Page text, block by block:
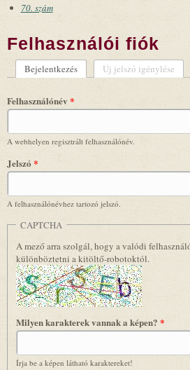
70. szám
Felhasználói fiók
Bejelentkezés (aktív fül)Új jelszó igénylése
Felhasználónév *
A webhelyen regisztrált felhasználónév.
Jelszó *
A felhasználónévhez tartozó jelszó.
CAPTCHA
A mező arra szolgál, hogy a valódi
különböztetni a kitöltő-robotoktól.
Milyen karakterek vannak a képen? *
Írja be a képen látható karaktereket!